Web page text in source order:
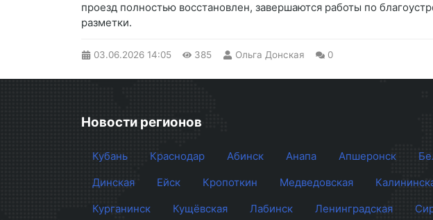
проезд полностью восстановлен, завершаются работы по
разметки.
03.06.2026 14:05 385 Ольга Донская 0
Новости регионов
Кубань Краснодар Абинск Анапа Апшеронск
Динская
Ейск Кропоткин Медведовская
Курганинск
Кущёвская Лабинск Ленинградская